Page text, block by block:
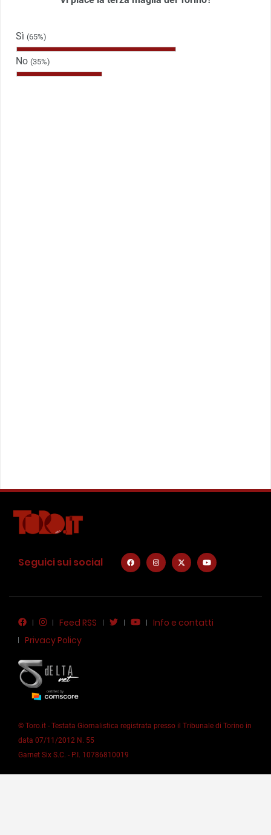
Sì (65%)
No (35%)
Seguici sui social
Feed RSS
Info e contatti
Privacy Policy
© Toro.it - Testata Giornalistica registrata presso il Tribunale di Torino in
data 07/11/2012 N. 55
Garnet Six S.C. - P.I. 10786810019